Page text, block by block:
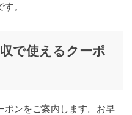
。
で使えるクーポ
ポンをご案内します。お早